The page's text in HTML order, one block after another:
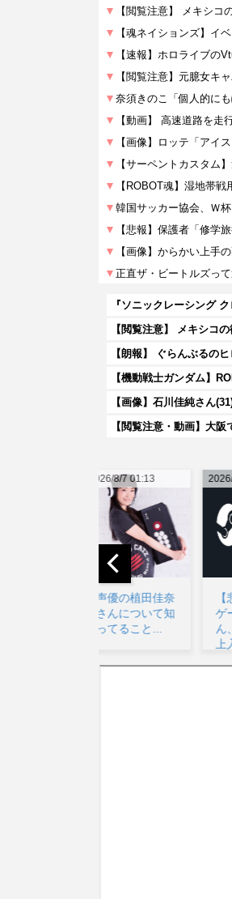
【朗報】 ぐらんぶるの
【画像】石川佳純さん
2026/8/7 01:11
【悲報】 同人
ゲーサークルさ
ん、Steamの売